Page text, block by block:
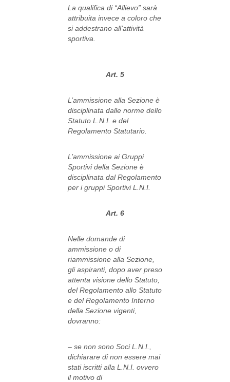
La qualifica di “Allievo” sarà
attribuita invece a coloro che
si addestrano all’attività
sportiva.
Art. 5
L’ammissione alla Sezione è
disciplinata dalle norme dello
Statuto L.N.I. e del
Regolamento Statutario.
L’ammissione ai Gruppi
Sportivi della Sezione è
disciplinata dal Regolamento
per i gruppi Sportivi L.N.I.
Art. 6
Nelle domande di
ammissione o di
riammissione alla Sezione,
gli aspiranti, dopo aver preso
attenta visione dello Statuto,
del Regolamento allo Statuto
e del Regolamento Interno
della Sezione vigenti,
dovranno:
– se non sono Soci L.N.I.,
dichiarare di non essere mai
stati iscritti alla L.N.I. ovvero
il motivo di